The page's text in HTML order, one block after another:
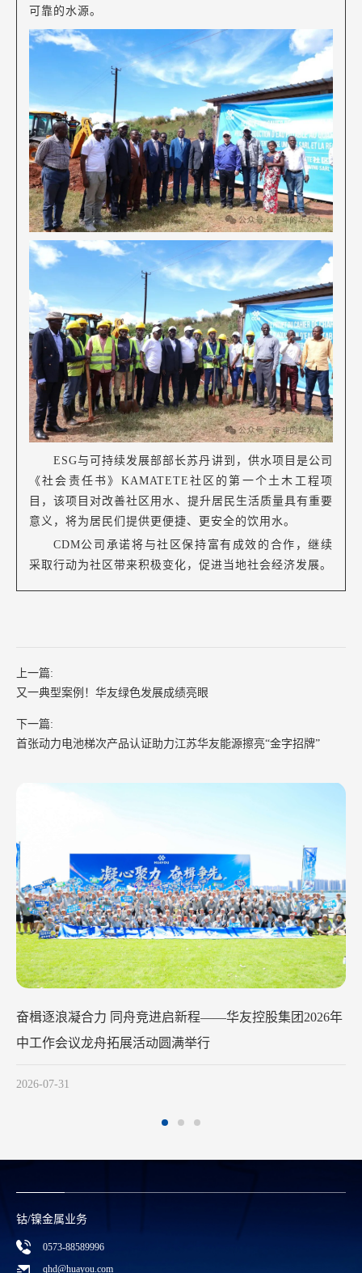
华友钴业2026年中工作会议在苏州召开
可靠的水源。
ESG与可持续发展部部长苏丹讲到，供水项目是公司
《社会责任书》KAMATETE社区的第一个土木工程项
目，该项目对改善社区用水、提升居民生活质量具有重要
意义，将为居民们提供更便捷、更安全的饮用水。
CDM公司承诺将与社区保持富有成效的合作，继续
采取行动为社区带来积极变化，促进当地社会经济发展。
上一篇:
又一典型案例！华友绿色发展成绩亮眼
下一篇:
首张动力电池梯次产品认证助力江苏华友能源擦亮“金字招牌”